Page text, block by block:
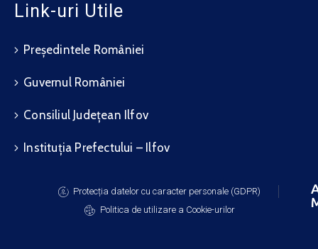
Link-uri Utile
Președintele României
Guvernul României
Consiliul Județean Ilfov
Instituția Prefectului – Ilfov
Protecția datelor cu caracter personale (GDPR)
Politica de utilizare a Cookie-urilor